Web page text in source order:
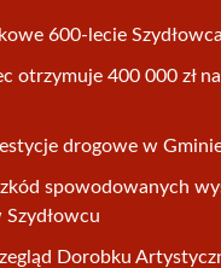
600-lecie
otrzymuje 400 000 zł
drogowe w
spowodowanych
Dorobku